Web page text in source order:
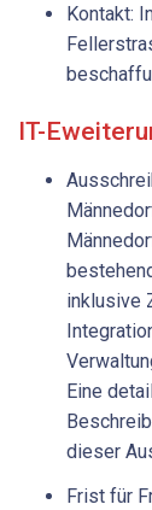
Kontakt:
IT-
inklusive
Eine
dieser
Frist für